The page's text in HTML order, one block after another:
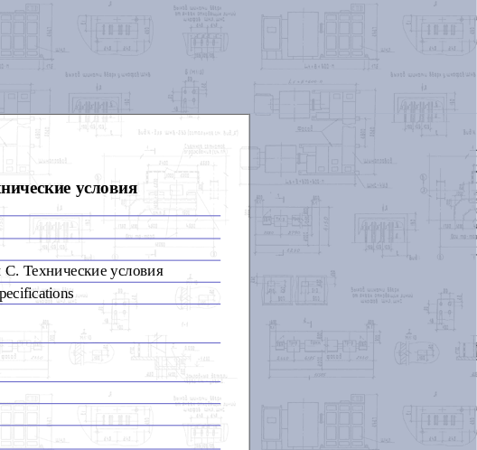
условия
Технические условия